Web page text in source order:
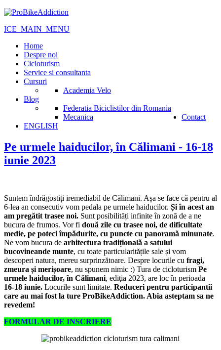
ICE_MAIN_MENU
Home
Despre noi
Cicloturism
Service si consultanta
Cursuri
Academia Velo
Blog
Federatia Biciclistilor din Romania
Mecanica
Contact
ENGLISH
Pe urmele haiducilor, în Călimani - 16-18
iunie 2023
Suntem îndrăgostiți iremediabil de Călimani. Așa se face că pentru al
6-lea an consecutiv vom pedala pe urmele haiducilor. Și în acest an
am pregătit trasee noi. Sunt posibilități infinite în zonă de a ne
bucura de frumos. Vor fi două zile cu trasee noi, de dificultate
medie, pe poteci împădurite, cu puncte cu panoramă minunate.
Ne vom bucura de arhitectura tradițională a satului
bucovineande munte, cu toate particularitățile sale și vom
descoperi natura, mereu surprinzătoare. Despre locurile cu fragi,
zmeura și merișoare, nu spunem nimic :) Tura de cicloturism Pe
urmele haiducilor, în Călimani, ediţia 2023, are loc în perioada
16-18 iunie. Locurile sunt limitate. Reduceri pentru participantii
care au mai fost la ture ProBikeAddiction. Abia asteptam sa ne
revedem!
FORMULAR DE INSCRIERE